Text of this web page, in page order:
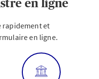
en ligne
rapidement et
en ligne.